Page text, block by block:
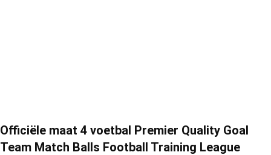
Officiële maat 4 voetbal Premier Quality Goal
Team Match Balls Football Training League